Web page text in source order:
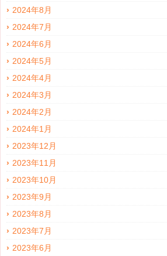
2024年8月
2024年7月
2024年6月
2024年5月
2024年4月
2024年3月
2024年2月
2024年1月
2023年12月
2023年11月
2023年10月
2023年9月
2023年8月
2023年7月
2023年6月